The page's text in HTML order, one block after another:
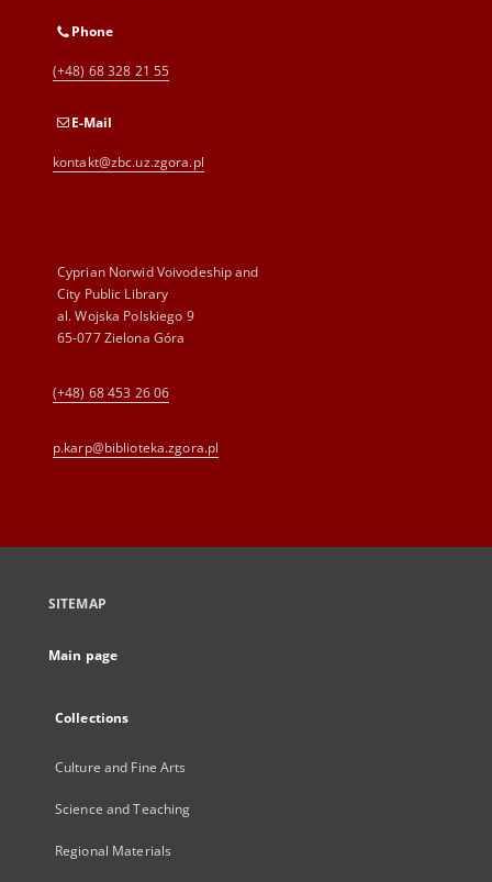
Phone
(+48) 68 328 21 55
E-Mail
kontakt@zbc.uz.zgora.pl
Cyprian Norwid Voivodeship and
City Public Library
al. Wojska Polskiego 9
65-077 Zielona Góra
(+48) 68 453 26 06
p.karp@biblioteka.zgora.pl
SITEMAP
Main page
Collections
Culture and Fine Arts
Science and Teaching
Regional Materials